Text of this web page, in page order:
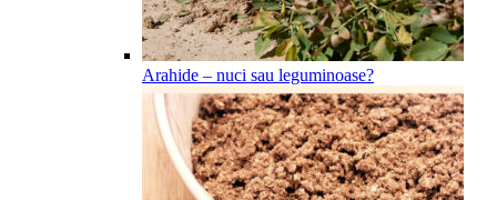
Arahide – nuci sau leguminoase?